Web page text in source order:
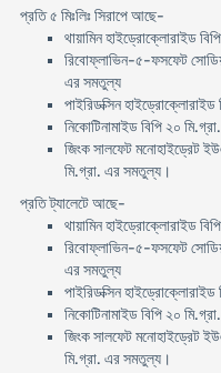
প্রতি ৫ মিঃলিঃ সিরাপে আছে-
থায়ামিন হাইড্রোক্লোরাইড
রিবোফ্লাভিন-৫-ফসফেট
এর সমতুল্য
পাইরিডক্সিন হাইড্রোক্লোরাইড
নিকোটিনামাইড বিপি ২০
জিংক সালফেট মনোহাইড্রেট
মি.গ্রা. এর সমতুল্য।
প্রতি ট্যালেটে আছে-
থায়ামিন হাইড্রোক্লোরাইড
রিবোফ্লাভিন-৫-ফসফেট
এর সমতুল্য
পাইরিডক্সিন হাইড্রোক্লোরাইড
নিকোটিনামাইড বিপি ২০
জিংক সালফেট মনোহাইড্রেট
মি.গ্রা. এর সমতুল্য।